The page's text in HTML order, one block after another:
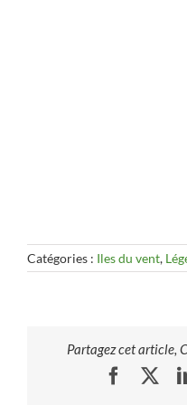
Catégories : Iles du vent,
Partagez cet article,